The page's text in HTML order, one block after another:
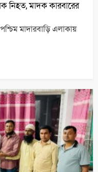
নিহত, মাদক কারবারের
মাদারবাড়ি এলাকায়